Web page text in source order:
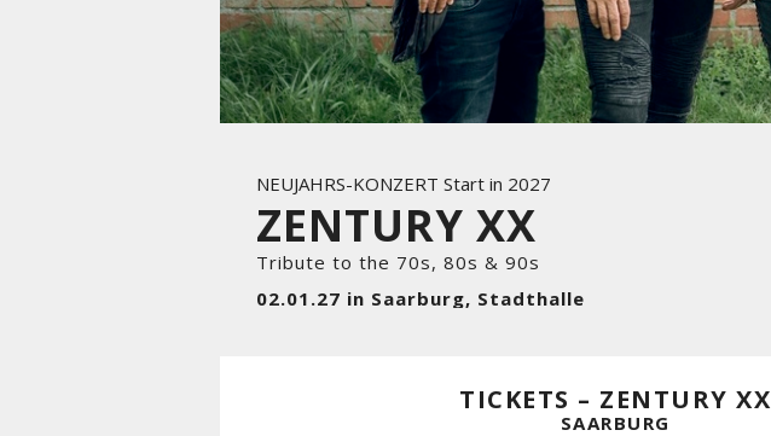
NEUJAHRS-KONZERT Start in 2027
ZENTURY XX
Tribute to the 70s, 80s & 90s
02.01.27 in Saarburg, Stadthalle
TICKETS – ZENTURY XX
SAARBURG